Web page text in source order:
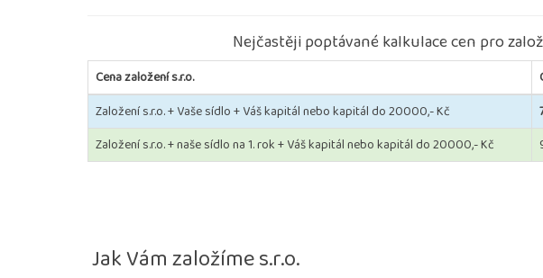
Nejčastěji poptávané kalkulace cen pro
Cena založení s.r.o.
Založení s.r.o. + Vaše sídlo + Váš kapitál nebo kapitál do 20000,- Kč
Založení s.r.o. + naše sídlo na 1. rok + Váš kapitál nebo kapitál do 20000,- Kč
Jak Vám založíme s.r.o.